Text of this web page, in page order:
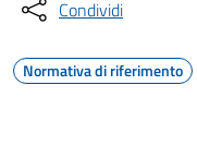
Condividi
Normativa di riferimento